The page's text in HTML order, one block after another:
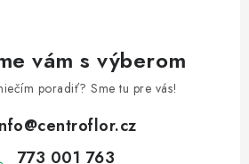
vám s výberom
poradiť? Sme tu pre vás!
@centroflor.cz
773 001 763